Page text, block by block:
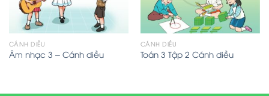
CÁNH DIỀU
Âm nhạc 3 – Cánh diều
CÁNH DIỀU
Toán 3 Tập 2 Cánh diều